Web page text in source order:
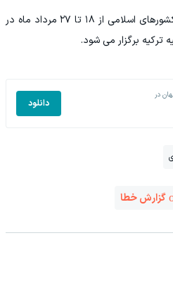
پنجمین دوره بازیهای همبستگی کشورهای اسلامی از ۱۸ تا ۲۷ مرداد ماه در
در
دانلود
گزارش خطا